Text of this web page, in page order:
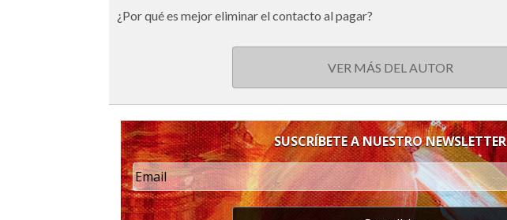
¿Por qué es mejor eliminar el contacto al pagar?
VER MÁS DEL AUTOR
SUSCRÍBETE A NUESTRO NEWSLETTER